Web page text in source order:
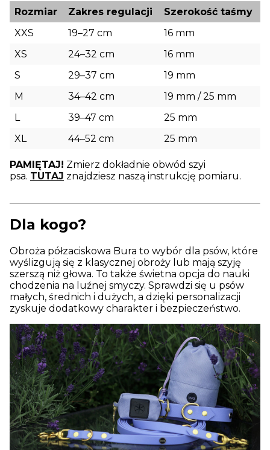
Rozmiar Zakres regulacji
Szerokość taśmy
XXS
19–27 cm
16 mm
XS
24–32 cm
16 mm
S
29–37 cm
19 mm
M
34–42 cm
19 mm / 25 mm
L
39–47 cm
25 mm
XL
44–52 cm 25 mm
PAMIĘTAJ! Zmierz dokładnie obwód szyi
psa. TUTAJ znajdziesz naszą instrukcję pomiaru.
Dla kogo?
Obroża półzaciskowa Bura to wybór dla psów, które
wyślizgują się z klasycznej obroży lub mają szyję
szerszą niż głowa. To także świetna opcja do nauki
chodzenia na luźnej smyczy. Sprawdzi się u psów
małych, średnich i dużych, a dzięki personalizacji
zyskuje dodatkowy charakter i bezpieczeństwo.